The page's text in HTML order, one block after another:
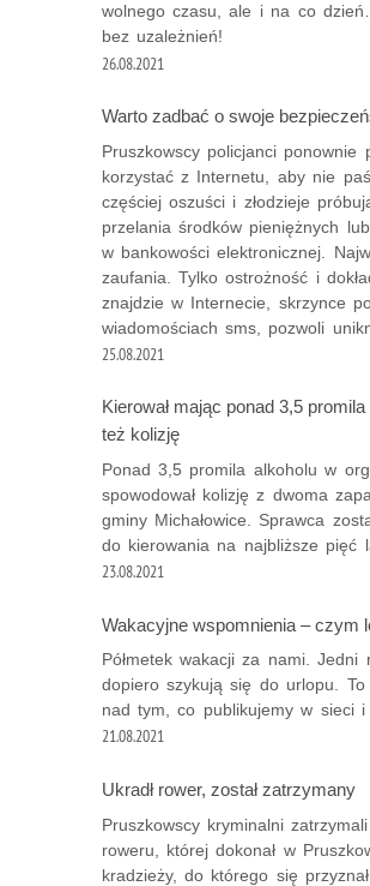
wolnego czasu, ale i na co
bez uzależnień!
26.08.2021
Warto zadbać o swoje
Pruszkowscy policjanci ponownie
korzystać z Internetu, aby nie
częściej oszuści i złodzieje
przelania środków pieniężnych
w bankowości elektronicznej.
zaufania. Tylko ostrożność i
znajdzie w Internecie, skrzynce
wiadomościach sms, pozwoli
25.08.2021
Kierował mając ponad 3,5
też kolizję
Ponad 3,5 promila alkoholu w
spowodował kolizję z dwoma
gminy Michałowice. Sprawca
do kierowania na najbliższe pięć
23.08.2021
Wakacyjne wspomnienia – czym
Półmetek wakacji za nami.
dopiero szykują się do urlopu.
nad tym, co publikujemy w sieci
21.08.2021
Ukradł rower, został zatrzymany
Pruszkowscy kryminalni
roweru, której dokonał w
kradzieży, do którego się